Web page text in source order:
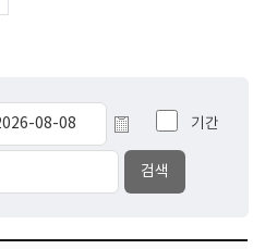
기간